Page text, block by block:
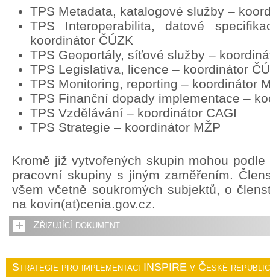
TPS Metadata, katalogové služby –
TPS Interoperabilita, datové
koordinátor ČÚZK
TPS Geoportály, síťové služby –
TPS Legislativa, licence – koordinátor
TPS Monitoring, reporting – koordinátor
TPS Finanční dopady implementace –
TPS Vzdělávání – koordinátor CAGI
TPS Strategie – koordinátor MŽP
Kromě již vytvořených skupin mohou
pracovní skupiny s jiným zaměřením.
všem včetně soukromých subjektů, o
na kovin(at)cenia.gov.cz.
Zřizující dokument
Strategie pro implementaci INSPIRE v České